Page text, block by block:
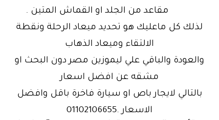
مقاعد من الجلد او القماش المتين .
لذلك كل ماعليك هو تحديد ميعاد الرحلة ونقطة
الالتقاء وميعاد الذهاب
والعودة والباقي علي ليموزين مصر دون البحث او
مشقه عن افضل اسعار
بالتالي لايجار باص او سيارة فاخرة باقل وافضل
الاسعار .01102106655